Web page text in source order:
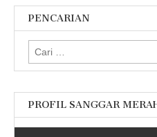
PENCARIAN
Cari
untuk:
PROFIL SANGGAR